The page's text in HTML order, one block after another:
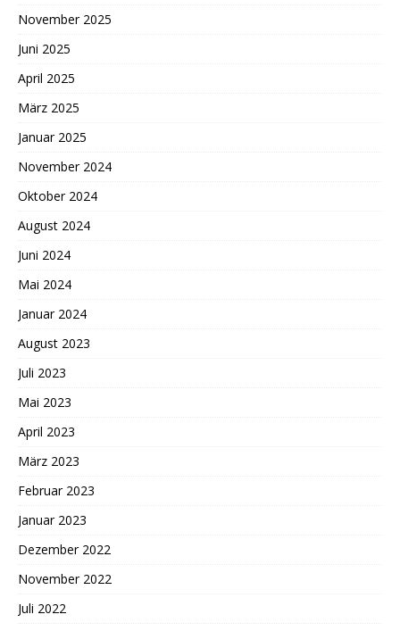
November 2025
Juni 2025
April 2025
März 2025
Januar 2025
November 2024
Oktober 2024
August 2024
Juni 2024
Mai 2024
Januar 2024
August 2023
Juli 2023
Mai 2023
April 2023
März 2023
Februar 2023
Januar 2023
Dezember 2022
November 2022
Juli 2022